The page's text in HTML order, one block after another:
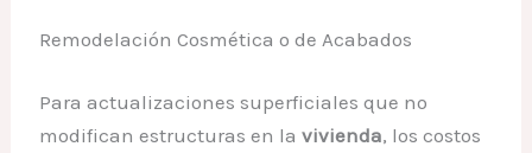
Remodelación Cosmética o de Acabados
Para actualizaciones superficiales que no
modifican estructuras en lavivienda, los costos